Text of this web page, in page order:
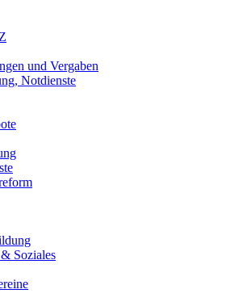
und Vergaben
Notdienste
Soziales